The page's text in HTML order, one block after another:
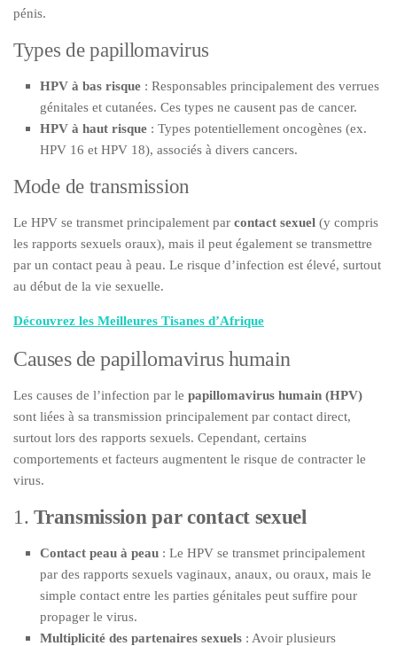
pénis.
Types de papillomavirus
HPV à bas risque : Responsables principalement des verrues
génitales et cutanées. Ces types ne causent pas de cancer.
HPV à haut risque : Types potentiellement oncogènes (ex.
HPV 16 et HPV 18), associés à divers cancers.
Mode de transmission
Le HPV se transmet principalement par contact sexuel (y compris
les rapports sexuels oraux), mais il peut également se transmettre
par un contact peau à peau. Le risque d’infection est élevé, surtout
au début de la vie sexuelle.
Découvrez les Meilleures Tisanes d’Afrique
Causes de papillomavirus humain
Les causes de l’infection par le papillomavirus humain (HPV)
sont liées à sa transmission principalement par contact direct,
surtout lors des rapports sexuels. Cependant, certains
comportements et facteurs augmentent le risque de contracter le
virus.
1.Transmission par contact sexuel
Contact peau à peau : Le HPV se transmet principalement
par des rapports sexuels vaginaux, anaux, ou oraux, mais le
simple contact entre les parties génitales peut suffire pour
propager le virus.
Multiplicité des partenaires sexuels : Avoir plusieurs